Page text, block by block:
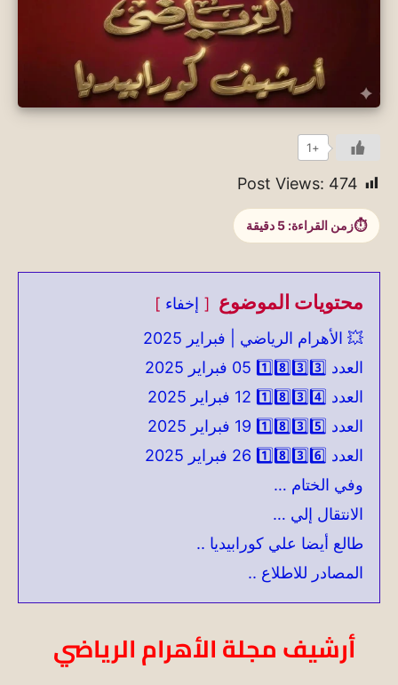
+1
Post Views: 474
زمن القراءة: 5 دقيقة
محتويات الموضوع
إخفاء
💥 الأهرام الرياضي | فبراير 2025
العدد 1️⃣8️⃣3️⃣3️⃣ 05 فبراير 2025
العدد 1️⃣8️⃣3️⃣4️⃣ 12 فبراير 2025
العدد 1️⃣8️⃣3️⃣5️⃣ 19 فبراير 2025
العدد 1️⃣8️⃣3️⃣6️⃣ 26 فبراير 2025
وفي الختام …
الانتقال إلي …
طالع أيضا علي كورابيديا ..
المصادر للاطلاع ..
أرشيف مجلة الأهرام الرياضي